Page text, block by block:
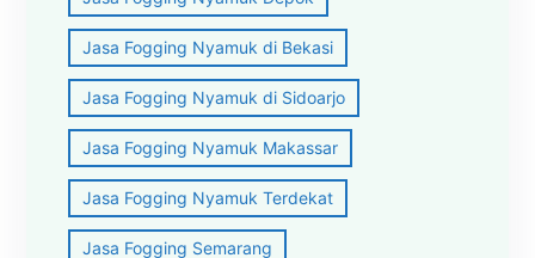
Jasa Fogging Nyamuk di Bekasi
Jasa Fogging Nyamuk di Sidoarjo
Jasa Fogging Nyamuk Makassar
Jasa Fogging Nyamuk Terdekat
Jasa Fogging Semarang